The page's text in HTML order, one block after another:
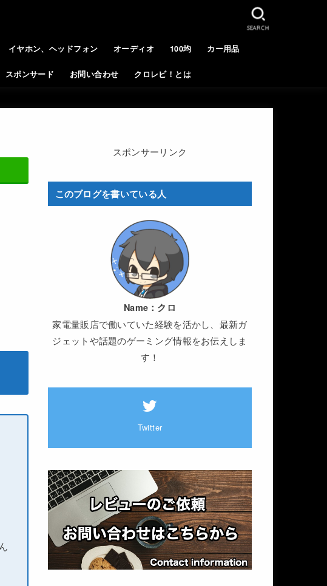
イヤホン、ヘッドフォン オーディオ 100均 カー用品
スポンサード お問い合わせ クロレビ！とは
SEARCH
スポンサーリンク
このブログを書いている人
Name： クロ
家電量販店で働いていた経験を活かし、最新ガ
ジェットや話題のゲーミング情報をお伝えしま
す！
Twitter